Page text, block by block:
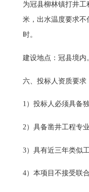
为冠县柳林镇打井工
米，出水温度要求
时。
建设地点： 冠县境内
六、投标人资质要求
1）投标人必须具备
2） 具备凿井工程专
3） 具有近三年类似
4） 本项目不接受联